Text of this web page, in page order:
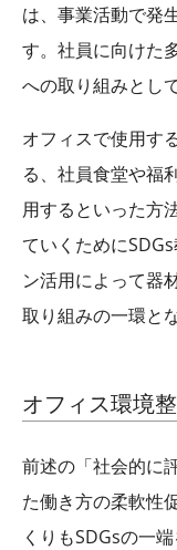
は、事業活動で発
す。社員に向けた
への取り組みとし
オフィスで使用す
る、社員食堂や福
用するといった方
ていくためにSDGs
ン活用によって器
取り組みの一環と
オフィス環境
前述の「社会的に
た働き方の柔軟性
くりもSDGsの一端